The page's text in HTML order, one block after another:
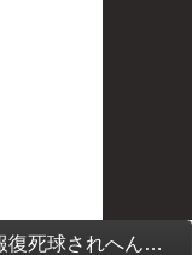
大谷翔平のHR確信歩き←これなんで報復死球されへんの？